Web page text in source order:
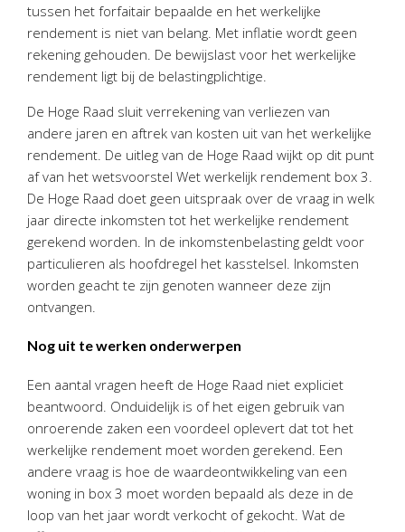
tussen het forfaitair bepaalde en het werkelijke
rendement is niet van belang. Met inflatie wordt geen
rekening gehouden. De bewijslast voor het werkelijke
rendement ligt bij de belastingplichtige.
De Hoge Raad sluit verrekening van verliezen van
andere jaren en aftrek van kosten uit van het werkelijke
rendement. De uitleg van de Hoge Raad wijkt op dit punt
af van het wetsvoorstel Wet werkelijk rendement box 3.
De Hoge Raad doet geen uitspraak over de vraag in welk
jaar directe inkomsten tot het werkelijke rendement
gerekend worden. In de inkomstenbelasting geldt voor
particulieren als hoofdregel het kasstelsel. Inkomsten
worden geacht te zijn genoten wanneer deze zijn
ontvangen.
Nog uit te werken onderwerpen
Een aantal vragen heeft de Hoge Raad niet expliciet
beantwoord. Onduidelijk is of het eigen gebruik van
onroerende zaken een voordeel oplevert dat tot het
werkelijke rendement moet worden gerekend. Een
andere vraag is hoe de waardeontwikkeling van een
woning in box 3 moet worden bepaald als deze in de
loop van het jaar wordt verkocht of gekocht. Wat de